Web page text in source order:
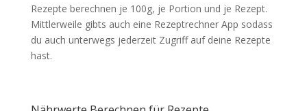
Rezepte berechnen je 100g, je Portion und je Rezept.
Mittlerweile gibts auch eine Rezeptrechner App sodass
du auch unterwegs jederzeit Zugriff auf deine Rezepte
hast.